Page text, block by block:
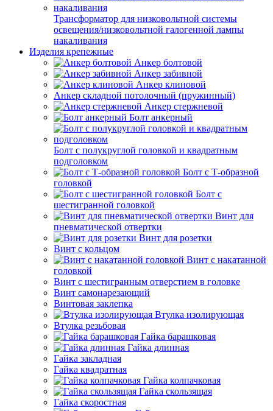
Трансформатор для низковольтной системы
освещения/низковольтной галогенной лампы
накаливания
Изделия крепежные
Анкер болтовой
Анкер забивной
Анкер клиновой
Анкер складной потолочный (пружинный)
Анкер стержневой
Болт анкерный
Болт с полукруглой головкой и квадратным
подголовком
Болт с Т-образной
головкой
Болт с
шестигранной головкой
Винт для
пневматической отвертки
Винт для розетки
Винт с кольцом
Винт с накатанной
головкой
Винт с шестигранным отверстием в головке
Винт самонарезающий
Винтовая заклепка
Втулка изолирующая
Втулка резьбовая
Гайка барашковая
Гайка длинная
Гайка закладная
Гайка квадратная
Гайка колпачковая
Гайка скользящая
Гайка скоростная